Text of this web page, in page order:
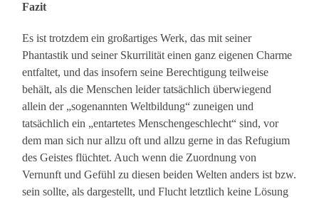
Fazit
Es ist trotzdem ein großartiges Werk, das mit seiner
Phantastik und seiner Skurrilität einen ganz eigenen Charme
entfaltet, und das insofern seine Berechtigung teilweise
behält, als die Menschen leider tatsächlich überwiegend
allein der „sogenannten Weltbildung“ zuneigen und
tatsächlich ein „entartetes Menschengeschlecht“ sind, vor
dem man sich nur allzu oft und allzu gerne in das Refugium
des Geistes flüchtet. Auch wenn die Zuordnung von
Vernunft und Gefühl zu diesen beiden Welten anders ist bzw.
sein sollte, als dargestellt, und Flucht letztlich keine Lösung